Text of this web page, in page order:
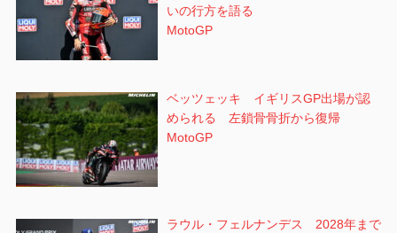
いの行方を語る
MotoGP
ベッツェッキ イギリスGP出場が認
められる 左鎖骨骨折から復帰
MotoGP
ラウル・フェルナンデス 2028年まで